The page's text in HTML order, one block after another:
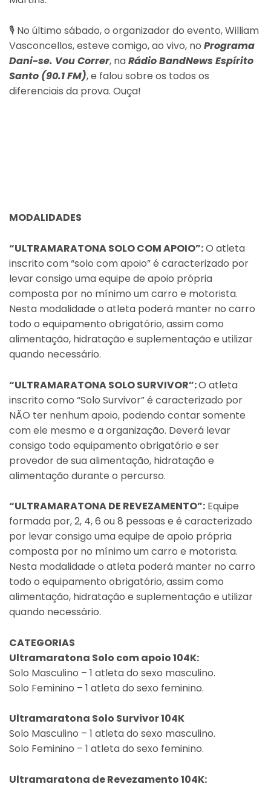
🎙 No último sábado, o organizador do evento, William
Vasconcellos, esteve comigo, ao vivo, no Programa
Dani-se. Vou Correr, naRádio BandNews Espírito
Santo (90.1 FM), e falou sobre os todos os
diferenciais da prova. Ouça!
MODALIDADES
“ULTRAMARATONA SOLO COM APOIO”:O atleta
inscrito com “solo com apoio” é caracterizado por
levar consigo uma equipe de apoio própria
composta por no mínimo um carro e motorista.
Nesta modalidade o atleta poderá manter no carro
todo o equipamento obrigatório, assim como
alimentação, hidratação e suplementação e utilizar
quando necessário.
“ULTRAMARATONA SOLO SURVIVOR”:O atleta
inscrito como “Solo Survivor” é caracterizado por
NÃO ter nenhum apoio, podendo contar somente
com ele mesmo e a organização. Deverá levar
consigo todo equipamento obrigatório e ser
provedor de sua alimentação, hidratação e
alimentação durante o percurso.
“ULTRAMARATONA DE REVEZAMENTO”: Equipe
formada por, 2, 4, 6 ou 8 pessoas e é caracterizado
por levar consigo uma equipe de apoio própria
composta por no mínimo um carro e motorista.
Nesta modalidade o atleta poderá manter no carro
todo o equipamento obrigatório, assim como
alimentação, hidratação e suplementação e utilizar
quando necessário.
CATEGORIAS
Ultramaratona Solo com apoio 104K:
Solo Masculino – 1 atleta do sexo masculino.
Solo Feminino – 1 atleta do sexo feminino.
Ultramaratona Solo Survivor 104K
Solo Masculino – 1 atleta do sexo masculino.
Solo Feminino – 1 atleta do sexo feminino.
Ultramaratona de Revezamento 104K: